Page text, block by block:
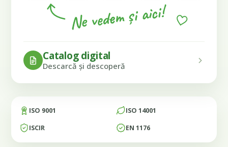
Ne vedem și aici!
Catalog digital
Descarcă și descoperă
ISO 9001
ISO 14001
ISCIR
EN 1176